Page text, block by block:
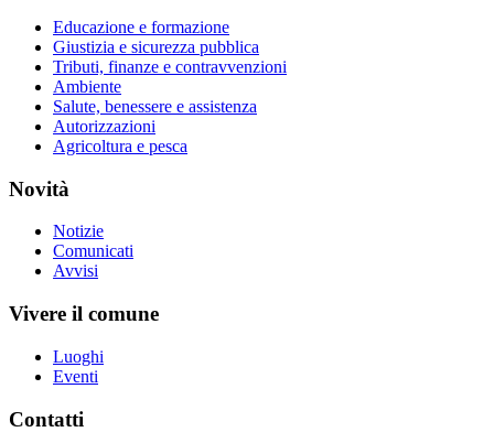
Educazione e formazione
Giustizia e sicurezza pubblica
Tributi, finanze e contravvenzioni
Ambiente
Salute, benessere e assistenza
Autorizzazioni
Agricoltura e pesca
Novità
Notizie
Comunicati
Avvisi
Vivere il comune
Luoghi
Eventi
Contatti